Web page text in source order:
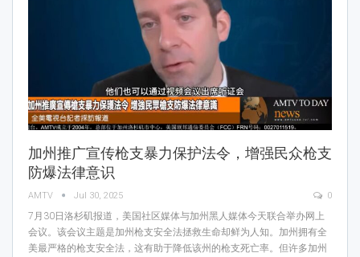
加州推广宣传枪支暴力保护法令，增强民众枪支
防爆法律意识
AMTV Jul 30, 2025 0
7月30日洛杉矶报道，美国社区媒体与加州黑人媒体今天联合举办网上
会议。该会议主题是加州枪支安全法拯救生命却鲜为人知。加州拥有全
美最严格的枪支安全法，这有助于降低该州的枪支死亡率。但许多加州